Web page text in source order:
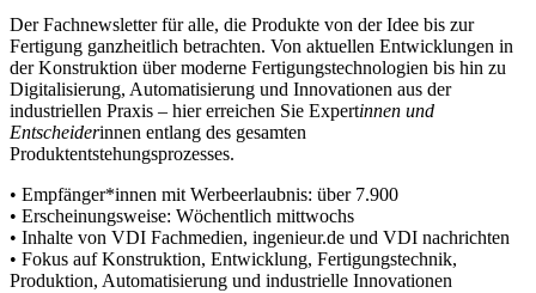
Der Fachnewsletter für alle, die Produkte von der Idee bis zur
Fertigung ganzheitlich betrachten. Von aktuellen Entwicklungen in
der Konstruktion über moderne Fertigungstechnologien bis hin zu
Digitalisierung, Automatisierung und Innovationen aus der
industriellen Praxis – hier erreichen Sie Expertinnen und
Entscheiderinnen entlang des gesamten
Produktentstehungsprozesses.
• Empfänger*innen mit Werbeerlaubnis: über 7.900
• Erscheinungsweise: Wöchentlich mittwochs
• Inhalte von VDI Fachmedien, ingenieur.de und VDI nachrichten
• Fokus auf Konstruktion, Entwicklung, Fertigungstechnik,
Produktion, Automatisierung und industrielle Innovationen